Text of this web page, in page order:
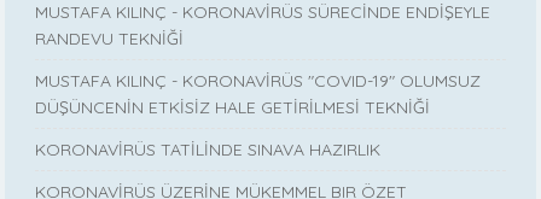
MUSTAFA KILINÇ - KORONAVİRÜS SÜRECİNDE ENDİŞEYLE
RANDEVU TEKNİĞİ
MUSTAFA KILINÇ - KORONAVİRÜS "COVID-19" OLUMSUZ
DÜŞÜNCENİN ETKİSİZ HALE GETİRİLMESİ TEKNİĞİ
KORONAVİRÜS TATİLİNDE SINAVA HAZIRLIK
KORONAVİRÜS ÜZERİNE MÜKEMMEL BIR ÖZET